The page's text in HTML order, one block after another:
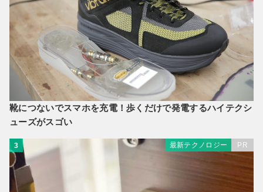
靴につないでスマホを充電！歩くだけで発電するハイテクシ
ューズがスゴい
3 最新テクノロジー PR